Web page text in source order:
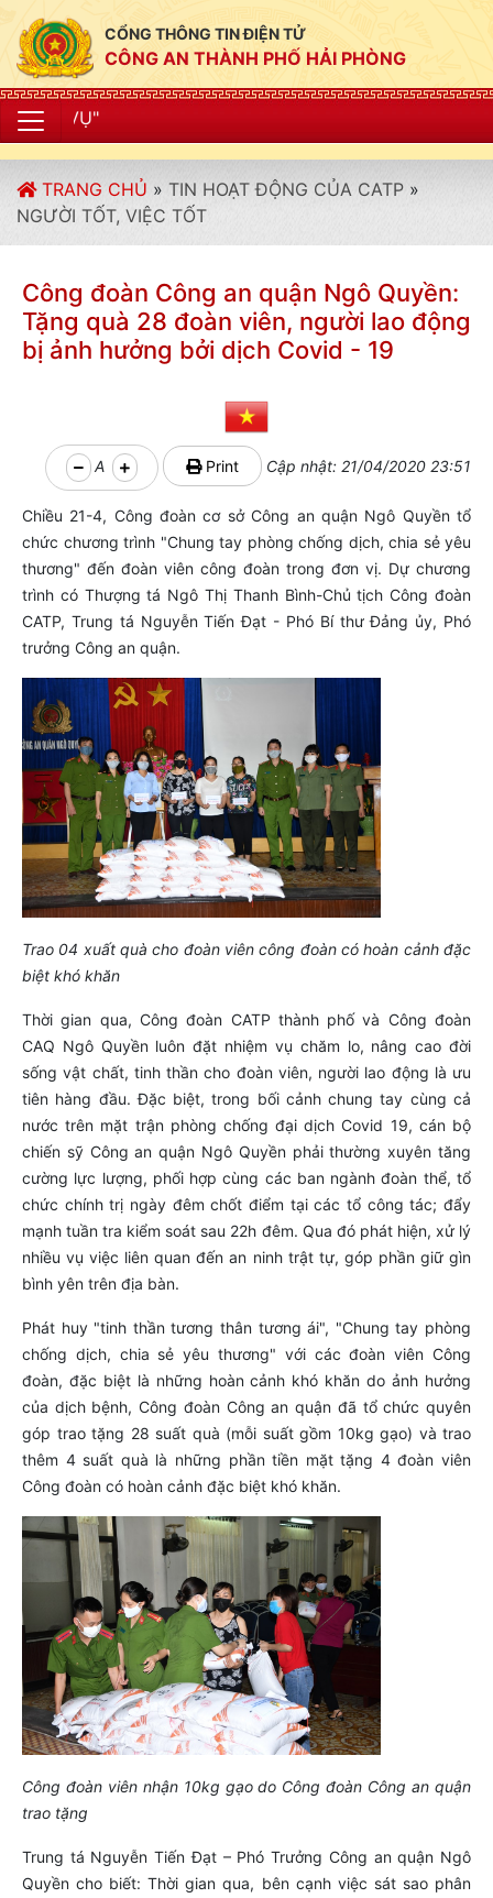
CỔNG THÔNG TIN ĐIỆN TỬ
CÔNG AN THÀNH PHỐ HẢI PHÒNG
TRANG CHỦ » TIN HOẠT ĐỘNG CỦA CATP »
NGƯỜI TỐT, VIỆC TỐT
Công đoàn Công an quận Ngô Quyền:
Tặng quà 28 đoàn viên, người lao động
bị ảnh hưởng bởi dịch Covid - 19
A Print Cập nhật: 21/04/2020 23:51
Chiều 21-4, Công đoàn cơ sở Công an quận Ngô Quyền tổ
chức chương trình "Chung tay phòng chống dịch, chia sẻ yêu
thương" đến đoàn viên công đoàn trong đơn vị. Dự chương
trình có Thượng tá Ngô Thị Thanh Bình-Chủ tịch Công đoàn
CATP, Trung tá Nguyễn Tiến Đạt - Phó Bí thư Đảng ủy, Phó
trưởng Công an quận.
Trao 04 xuất quà cho đoàn viên công đoàn có hoàn cảnh đặc
biệt khó khăn
Thời gian qua, Công đoàn CATP thành phố và Công đoàn
CAQ Ngô Quyền luôn đặt nhiệm vụ chăm lo, nâng cao đời
sống vật chất, tinh thần cho đoàn viên, người lao động là ưu
tiên hàng đầu. Đặc biệt, trong bối cảnh chung tay cùng cả
nước trên mặt trận phòng chống đại dịch Covid 19, cán bộ
chiến sỹ Công an quận Ngô Quyền phải thường xuyên tăng
cường lực lượng, phối hợp cùng các ban ngành đoàn thể, tổ
chức chính trị ngày đêm chốt điểm tại các tổ công tác; đẩy
mạnh tuần tra kiểm soát sau 22h đêm. Qua đó phát hiện, xử lý
nhiều vụ việc liên quan đến an ninh trật tự, góp phần giữ gìn
bình yên trên địa bàn.
Phát huy "tinh thần tương thân tương ái", "Chung tay phòng
chống dịch, chia sẻ yêu thương" với các đoàn viên Công
đoàn, đặc biệt là những hoàn cảnh khó khăn do ảnh hưởng
của dịch bệnh, Công đoàn Công an quận đã tổ chức quyên
góp trao tặng 28 suất quà (mỗi suất gồm 10kg gạo) và trao
thêm 4 suất quà là những phần tiền mặt tặng 4 đoàn viên
Công đoàn có hoàn cảnh đặc biệt khó khăn.
Công đoàn viên nhận 10kg gạo do Công đoàn Công an quận
trao tặng
Trung tá Nguyễn Tiến Đạt – Phó Trưởng Công an quận Ngô
Quyền cho biết: Thời gian qua, bên cạnh việc sát sao phân